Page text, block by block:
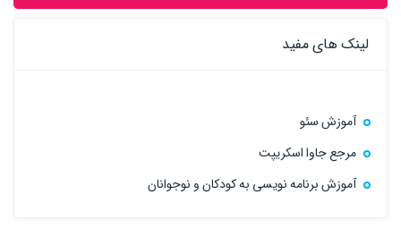
لینک های مفید
آموزش سئو
مرجع جاوا اسکریپت
آموزش برنامه نویسی به کودکان و نوجوانان